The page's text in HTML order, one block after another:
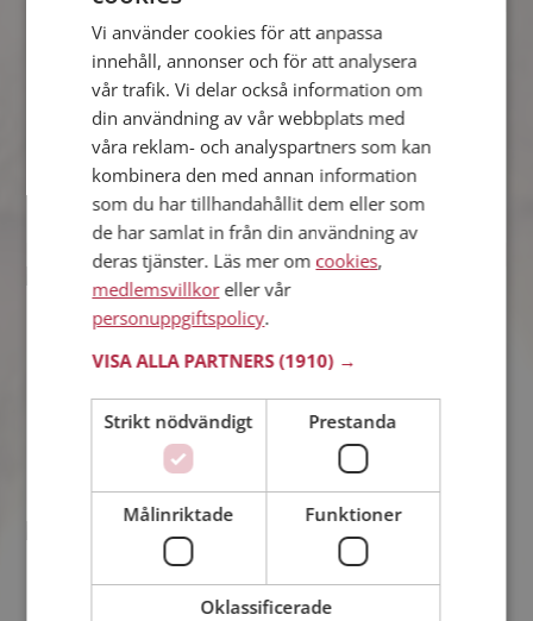
Kemaran
32 år från Lidköping i Västra Götalands län
Söker kvinna 18 - 49 år
Vill du veta mer om Kemaran? Du kan
se en fullständig profil med kuriosa och
foton om du är medlem på
Mötesplatsen.
Andreas
37 år från Lidköping i Västra Götalands län
Bli medlem och se vad Andreas gillar
att göra på kvällarna. Kanske en
träningsfantast som du?
Söker kvinna 25 - 39 år
Vi använder cookies för att anpassa
innehåll, annonser och för att analysera
vår trafik. Vi delar också information om
din användning av vår webbplats med
våra reklam- och analyspartners som kan
kombinera den med annan information
som du har tillhandahållit dem eller som
de har samlat in från din användning av
deras tjänster. Läs mer om cookies,
medlemsvillkoreller vår
personuppgiftspolicy.
VISA ALLA PARTNERS(1910) →
Strikt nödvändigt Prestanda
Målinriktade Funktioner
Oklassificerade